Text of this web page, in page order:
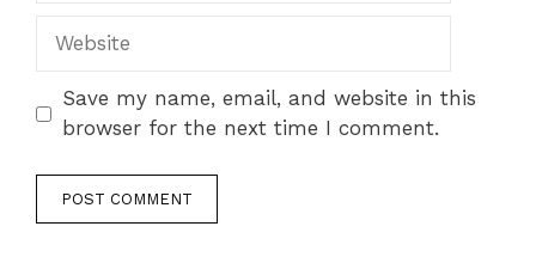
Website
Save my name, email, and website in this
browser for the next time I comment.